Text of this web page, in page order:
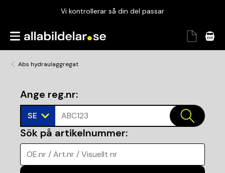
Vi kontrollerar så din del passar
Garanterad passform
Abs hydraulaggregat
Ange reg.nr:
SE ABC123
Sök på artikelnummer:
OE.nr / Art.nr / Visuellt nr